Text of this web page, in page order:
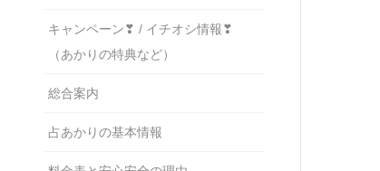
キャンペーン❣ / イチオシ情報❣
（あかりの特典など）
総合案内
占あかりの基本情報